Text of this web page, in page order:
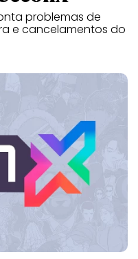
problemas de
e cancelamentos do